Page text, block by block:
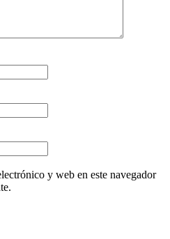
y web en este navegador